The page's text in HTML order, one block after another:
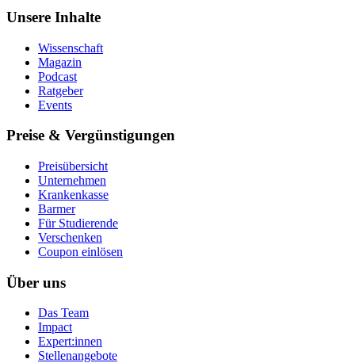
Unsere Inhalte
Wissenschaft
Magazin
Podcast
Ratgeber
Events
Preise & Vergünstigungen
Preisübersicht
Unternehmen
Krankenkasse
Barmer
Für Studierende
Ver­schen­ken
Coupon einlösen
Über uns
Das Team
Impact
Expert:innen
Stellenangebote